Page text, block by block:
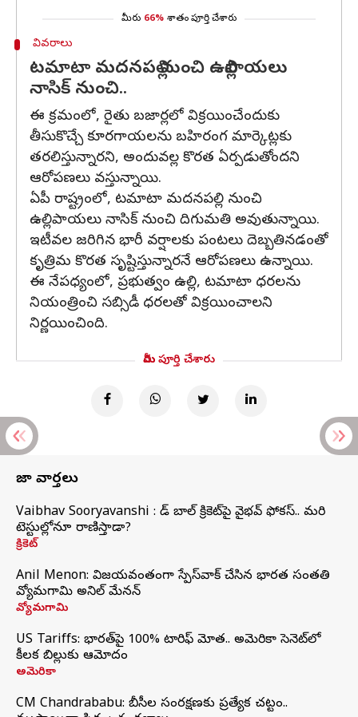
మీరు 66% శాతం పూర్తి చేశారు
వివరాలు
టమాటా మదనపల్లి నుంచి ఉల్లిపాయలు
నాసిక్ నుంచి..
ఈ క్రమంలో, రైతు బజార్లలో విక్రయించేందుకు
తీసుకొచ్చే కూరగాయలను బహిరంగ మార్కెట్లకు
తరలిస్తున్నారని, అందువల్ల కొరత ఏర్పడుతోందని
ఆరోపణలు వస్తున్నాయి.
ఏపీ రాష్ట్రంలో, టమాటా మదనపల్లి నుంచి
ఉల్లిపాయలు నాసిక్ నుంచి దిగుమతి అవుతున్నాయి.
ఇటీవల జరిగిన భారీ వర్షాలకు పంటలు దెబ్బతినడంతో
కృత్రిమ కొరత సృష్టిస్తున్నారనే ఆరోపణలు ఉన్నాయి.
ఈ నేపధ్యంలో, ప్రభుత్వం ఉల్లి, టమాటా ధరలను
నియంత్రించి సబ్సిడీ ధరలతో విక్రయించాలని
నిర్ణయించింది.
మీరు పూర్తి చేశారు
తాజా వార్తలు
Vaibhav Sooryavanshi : రెడ్ బాల్ క్రికెట్‌పై వైభవ్ ఫోకస్.. మరి
టెస్టుల్లోనూ రాణిస్తాడా?
క్రికెట్
Anil Menon: విజయవంతంగా స్పేస్‌వాక్‌ చేసిన భారత సంతతి
వ్యోమగామి అనిల్‌ మేనన్
వ్యోమగామి
US Tariffs: భారత్‌పై 100% టారిఫ్‌ మోత.. అమెరికా సెనెట్‌లో
కీలక బిల్లుకు ఆమోదం
అమెరికా
CM Chandrababu: బీసీల సంరక్షణకు ప్రత్యేక చట్టం..